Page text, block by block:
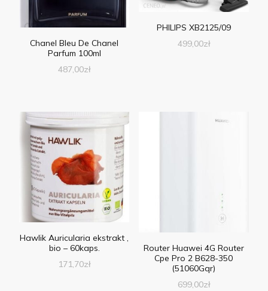
Chanel Bleu De Chanel
Parfum 100ml
487,00zł
PHILIPS XB2125/09
499,00zł
Hawlik Auricularia ekstrakt ,
bio – 60kaps.
171,70zł
Router Huawei 4G Router
Cpe Pro 2 B628-350
(51060Gqr)
699,00zł